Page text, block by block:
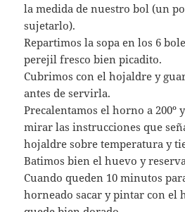
la medida de nuestro bol (un
sujetarlo).
Repartimos la sopa en los 6
perejil fresco bien picadito.
Cubrimos con el hojaldre y
antes de servirla.
Precalentamos el horno a 200º
mirar las instrucciones que
hojaldre sobre temperatura y
Batimos bien el huevo y
Cuando queden 10 minutos
horneado sacar y pintar con el